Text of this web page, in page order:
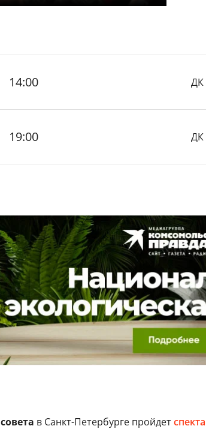
14:00 ДК
19:00 ДК
в Санкт-Петербурге пройдет